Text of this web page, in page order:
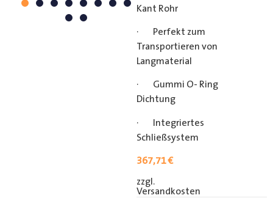
Kant Rohr
· Perfekt zum
Transportieren von
Langmaterial
· Gummi O- Ring
Dichtung
· Integriertes
Schließsystem
367,71€
zzgl.
Versandkosten